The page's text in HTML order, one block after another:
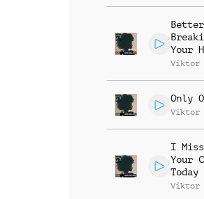
Your
Viktor
Only
Viktor
I
Your
Today
Viktor